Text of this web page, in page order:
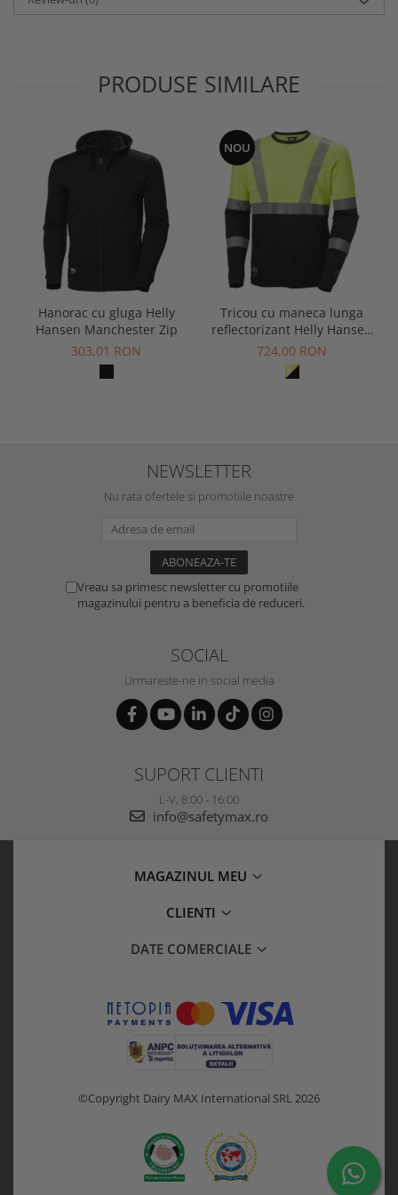
PRODUSE SIMILARE
Hanorac cu gluga Helly
Hansen Manchester Zip
303,01 RON
NOU
Tricou cu maneca lunga
reflectorizant Helly Hansen
Fyre Longsleeve CL1
724,00 RON
NEWSLETTER
Nu rata ofertele si promotiile noastre
Vreau sa primesc newsletter cu promotiile
magazinului pentru a beneficia de reduceri.
SOCIAL
Urmareste-ne in social media
SUPORT CLIENTI
L-V, 8:00 - 16:00
info@safetymax.ro
MAGAZINUL MEU
CLIENTI
DATE COMERCIALE
©Copyright Dairy MAX International SRL 2026